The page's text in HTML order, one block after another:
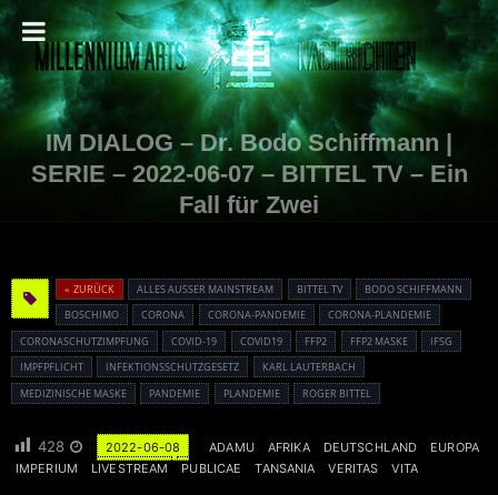
IM DIALOG – Dr. Bodo Schiffmann |
SERIE – 2022-06-07 – BITTEL TV – Ein
Fall für Zwei
« ZURÜCK ALLES AUSSER MAINSTREAM BITTEL TV
BODO SCHIFFMANN
BOSCHIMO
CORONA CORONA-PANDEMIE
CORONA-PLANDEMIE
CORONASCHUTZIMPFUNG
COVID-19 COVID19 FFP2 FFP2 MASKE
IFSG
IMPFPFLICHT
INFEKTIONSSCHUTZGESETZ
KARL LAUTERBACH
MEDIZINISCHE MASKE
PANDEMIE PLANDEMIE ROGER BITTEL
428 2022-06-08 ADAMU AFRIKA DEUTSCHLAND
EUROPA
IMPERIUM
LIVESTREAM PUBLICAE TANSANIA VERITAS VITA